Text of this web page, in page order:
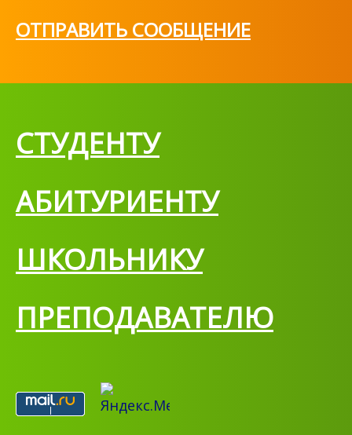
ОТПРАВИТЬ СООБЩЕНИЕ
СТУДЕНТУ
АБИТУРИЕНТУ
ШКОЛЬНИКУ
ПРЕПОДАВАТЕЛЮ